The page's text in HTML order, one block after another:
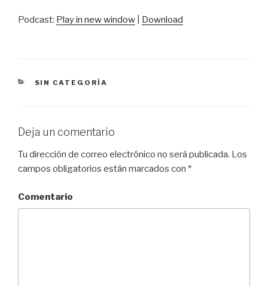
Podcast: Play in new window Download
CATEGORÍAS
SIN CATEGORÍA
Deja un comentario
Tu dirección de correo electrónico no será publicada. Los
campos obligatorios están marcados con *
Comentario